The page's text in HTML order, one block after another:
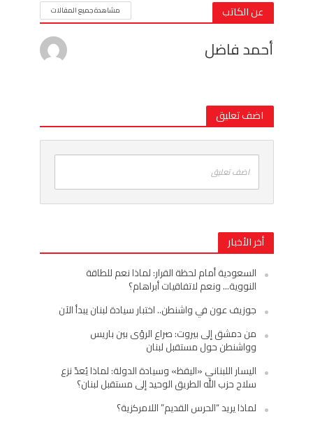
عن الكاتب مشاهدة جميع المقالات
أحمد فاضل
اضف تعليق
اضف تعليق
أخر الأخبار
السعودية أمام لحظة القرار: لماذا نعم للطاقة
النووية… ونعم لاتفاقيات أبراهام؟
جوزيف عون في واشنطن.. اختبار سيادة لبنان يبدأ الآن
من دمشق إلى بيروت: صراع الرؤى بين باريس
وواشنطن حول مستقبل لبنان
اليسار اللبناني «اليقظ» وسيادة الدولة: لماذا يُعدّ نزع
سلاح حزب الله الطريق الوحيد إلى مستقبل لبنان؟
لماذا يريد “الحرس القديم” اللامركزية؟